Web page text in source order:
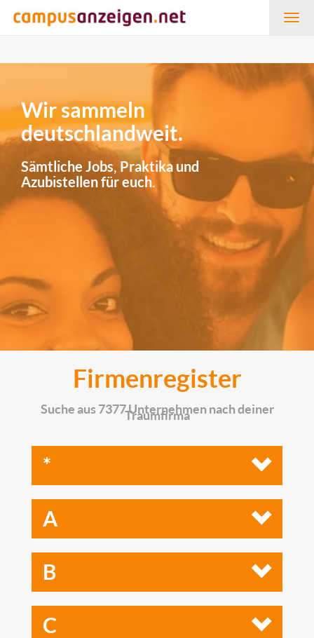
Wir sammeln
deutschlandweit.
Sämtliche Jobs, Praktika und
Azubistellen für euch.
Firmenregister
Suche aus 7377 Unternehmen nach deiner
Traumfirma
*
A
B
C